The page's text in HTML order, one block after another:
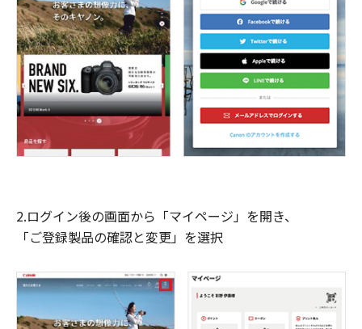
2.ログイン後の画面から「マイページ」を開き、
「ご登録製品の確認と変更」を選択